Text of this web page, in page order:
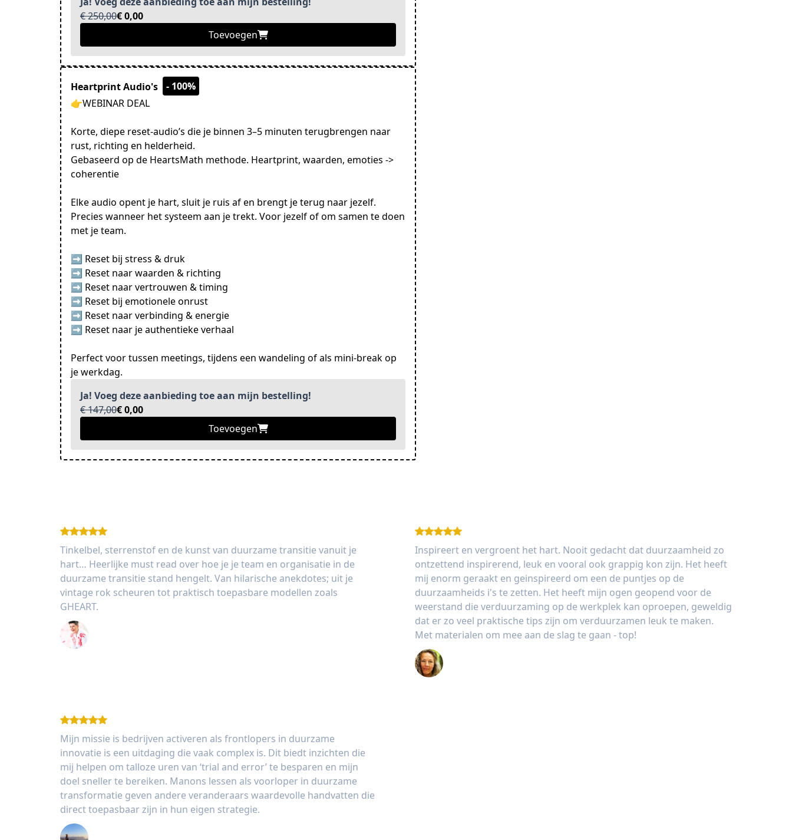
€ 250,00€ 0,00
Toevoegen
Heartprint Audio's
- 100%
👉WEBINAR DEAL
Korte, diepe reset-audio’s die je binnen 3–5 minuten terugbrengen naar
rust, richting en helderheid.
Gebaseerd op de HeartsMath methode. Heartprint, waarden, emoties ->
coherentie
Elke audio opent je hart, sluit je ruis af en brengt je terug naar jezelf.
Precies wanneer het systeem aan je trekt. Voor jezelf of om samen te doen
met je team.
➡ Reset bij stress & druk
➡ Reset naar waarden & richting
➡ Reset naar vertrouwen & timing
➡ Reset bij emotionele onrust
➡ Reset naar verbinding & energie
➡ Reset naar je authentieke verhaal
Perfect voor tussen meetings, tijdens een wandeling of als mini-break op
je werkdag.
Ja! Voeg deze aanbieding toe aan mijn bestelling!
€ 147,00€ 0,00
Toevoegen
Tinkelbel, sterrenstof en de kunst van duurzame transitie vanuit je
hart… Heerlijke must read over hoe je je team en organisatie in de
duurzame transitie stand hengelt. Van hilarische anekdotes; uit je
vintage rok scheuren tot praktisch toepasbare modellen zoals
GHEART.
Inspireert en vergroent het hart. Nooit gedacht dat duurzaamheid zo
ontzettend inspirerend, leuk en vooral ook grappig kon zijn. Het heeft
mij enorm geraakt en geinspireerd om een de puntjes op de
duurzaamheids i's te zetten. Het heeft mijn ogen geopend voor de
weerstand die verduurzaming op de werkplek kan oproepen, geweldig
dat er zo veel praktische tips zijn om verduurzamen leuk te maken.
Met materialen om mee aan de slag te gaan - top!
Mijn missie is bedrijven activeren als frontlopers in duurzame
innovatie is een uitdaging die vaak complex is. Dit biedt inzichten die
mij helpen om talloze uren van ‘trial and error’ te besparen en mijn
doel sneller te bereiken. Manons lessen als voorloper in duurzame
transformatie geven andere veranderaars waardevolle handvatten die
direct toepasbaar zijn in hun eigen strategie.